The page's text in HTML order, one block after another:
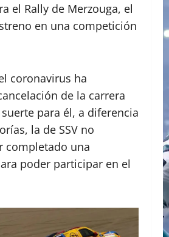
el Rally de Merzouga, el
en una competición
coronavirus ha
de la carrera
para él, a diferencia
la de SSV no
completado una
poder participar en el